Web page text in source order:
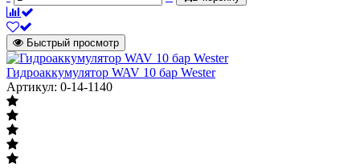
Быстрый просмотр
Гидроаккумулятор WAV 10 бар Wester
Артикул: 0-14-1140